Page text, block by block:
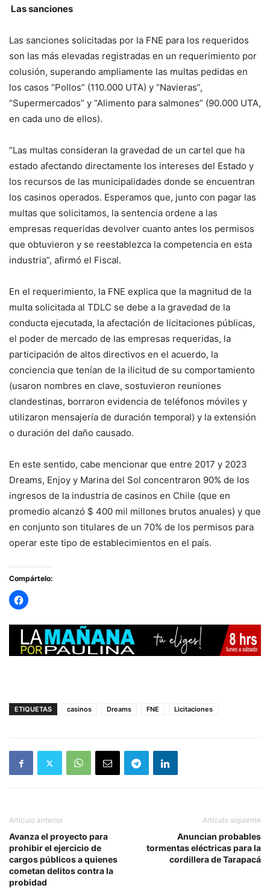
Las sanciones
Las sanciones solicitadas por la FNE para los requeridos
son las más elevadas registradas en un requerimiento por
colusión, superando ampliamente las multas pedidas en
los casos “Pollos” (110.000 UTA) y “Navieras”,
“Supermercados” y “Alimento para salmones” (90.000 UTA,
en cada uno de ellos).
“Las multas consideran la gravedad de un cartel que ha
estado afectando directamente los intereses del Estado y
los recursos de las municipalidades donde se encuentran
los casinos operados. Esperamos que, junto con pagar las
multas que solicitamos, la sentencia ordene a las
empresas requeridas devolver cuanto antes los permisos
que obtuvieron y se reestablezca la competencia en esta
industria”, afirmó el Fiscal.
En el requerimiento, la FNE explica que la magnitud de la
multa solicitada al TDLC se debe a la gravedad de la
conducta ejecutada, la afectación de licitaciones públicas,
el poder de mercado de las empresas requeridas, la
participación de altos directivos en el acuerdo, la
conciencia que tenían de la ilicitud de su comportamiento
(usaron nombres en clave, sostuvieron reuniones
clandestinas, borraron evidencia de teléfonos móviles y
utilizaron mensajería de duración temporal) y la extensión
o duración del daño causado.
En este sentido, cabe mencionar que entre 2017 y 2023
Dreams, Enjoy y Marina del Sol concentraron 90% de los
ingresos de la industria de casinos en Chile (que en
promedio alcanzó $ 400 mil millones brutos anuales) y que
en conjunto son titulares de un 70% de los permisos para
operar este tipo de establecimientos en el país.
Compártelo:
ETIQUETAS casinos Dreams FNE Licitaciones
Artículo anterior
Avanza el proyecto para
prohibir el ejercicio de
cargos públicos a quienes
cometan delitos contra la
probidad
Artículo siguiente
Anuncian probables
tormentas eléctricas para la
cordillera de Tarapacá